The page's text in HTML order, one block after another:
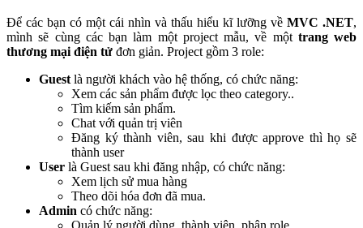
Để các bạn có một cái nhìn và thấu hiểu kĩ lưỡng về MVC .NET,
mình sẽ cùng các bạn làm một project mẫu, về một trang web
thương mại điện tử đơn giản. Project gồm 3 role:
Guest là người khách vào hệ thống, có chức năng:
Xem các sản phẩm được lọc theo category..
Tìm kiếm sản phẩm.
Chat với quản trị viên
Đăng ký thành viên, sau khi được approve thì họ sẽ
thành user
User là Guest sau khi đăng nhập, có chức năng:
Xem lịch sử mua hàng
Theo dõi hóa đơn đã mua.
Admin có chức năng: